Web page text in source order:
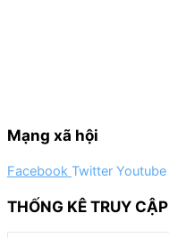
Mạng xã hội
Facebook Twitter Youtube
THỐNG KÊ TRUY CẬP